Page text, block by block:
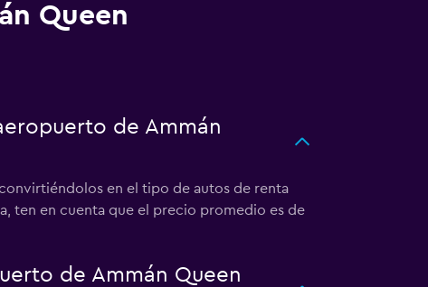
Queen
de Ammán
en el tipo de autos de renta
ten en cuenta que el precio promedio es de
de Ammán Queen